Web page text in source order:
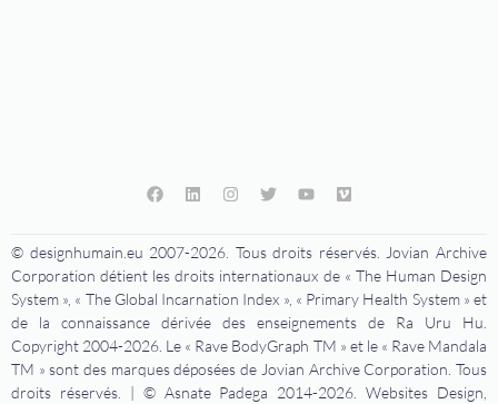
© designhumain.eu 2007-2026. Tous droits réservés. Jovian Archive
Corporation détient les droits internationaux de « The Human Design
System », « The Global Incarnation Index », « Primary Health System » et
de la connaissance dérivée des enseignements de Ra Uru Hu.
Copyright 2004-2026. Le « Rave BodyGraph TM » et le « Rave Mandala
TM » sont des marques déposées de Jovian Archive Corporation. Tous
droits réservés. | © Asnate Padega 2014-2026. Websites Design,